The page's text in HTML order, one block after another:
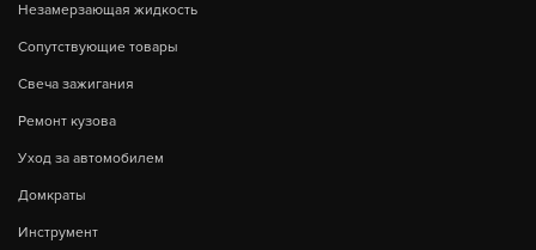
Незамерзающая жидкость
Сопутствующие товары
Свеча зажигания
Ремонт кузова
Уход за автомобилем
Домкраты
Инструмент